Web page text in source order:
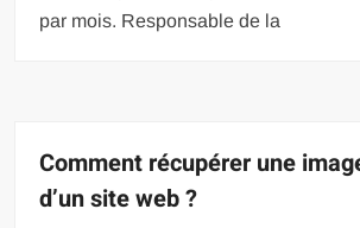
par mois. Responsable de la
Comment récupérer une
d’un site web ?